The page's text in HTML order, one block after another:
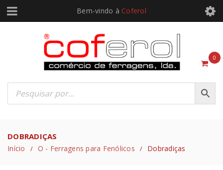
Bem-vindo à Coferol
0
DOBRADIÇAS
Início / O - Ferragens para Fenólicos / Dobradiças